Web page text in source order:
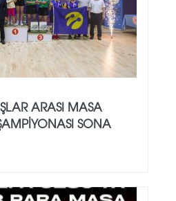
ARASI MASA
SONA